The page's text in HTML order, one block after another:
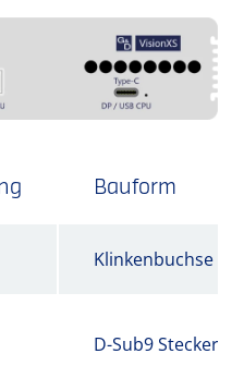
Bauform
Klinkenbuchse -
D-Sub9 Stecker